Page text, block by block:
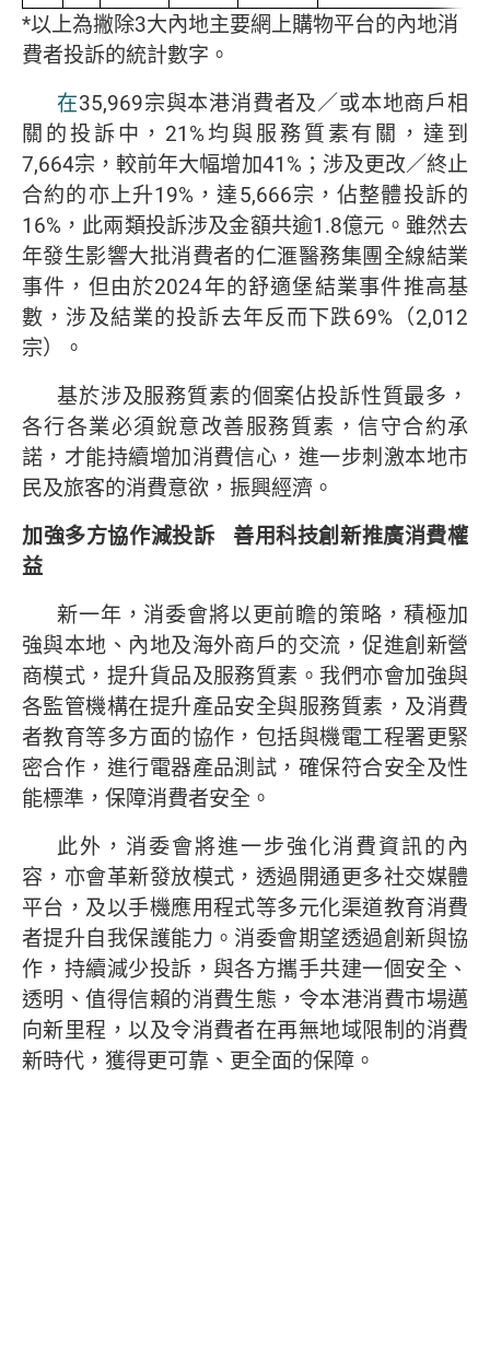
*以上為撇除3大內地主要網上購物平台的內地消
費者投訴的統計數字。
在35,969宗與本港消費者及／或本地商戶相
關的投訴中，21%均與服務質素有關，達到
7,664宗，較前年大幅增加41%；涉及更改／終止
合約的亦上升19%，達5,666宗，佔整體投訴的
16%，此兩類投訴涉及金額共逾1.8億元。雖然去
年發生影響大批消費者的仁滙醫務集團全線結業
事件，但由於2024年的舒適堡結業事件推高基
數，涉及結業的投訴去年反而下跌69%（2,012
宗）。
基於涉及服務質素的個案佔投訴性質最多，
各行各業必須銳意改善服務質素，信守合約承
諾，才能持續增加消費信心，進一步刺激本地市
民及旅客的消費意欲，振興經濟。
加強多方協作減投訴
善用科技創新推廣消費權
益
新一年，消委會將以更前瞻的策略，積極加
強與本地、內地及海外商戶的交流，促進創新營
商模式，提升貨品及服務質素。我們亦會加強與
各監管機構在提升產品安全與服務質素，及消費
者教育等多方面的協作，包括與機電工程署更緊
密合作，進行電器產品測試，確保符合安全及性
能標準，保障消費者安全。
此外，消委會將進一步強化消費資訊的內
容，亦會革新發放模式，透過開通更多社交媒體
平台，及以手機應用程式等多元化渠道教育消費
者提升自我保護能力。消委會期望透過創新與協
作，持續減少投訴，與各方攜手共建一個安全、
透明、值得信賴的消費生態，令本港消費市場邁
向新里程，以及令消費者在再無地域限制的消費
新時代，獲得更可靠、更全面的保障。